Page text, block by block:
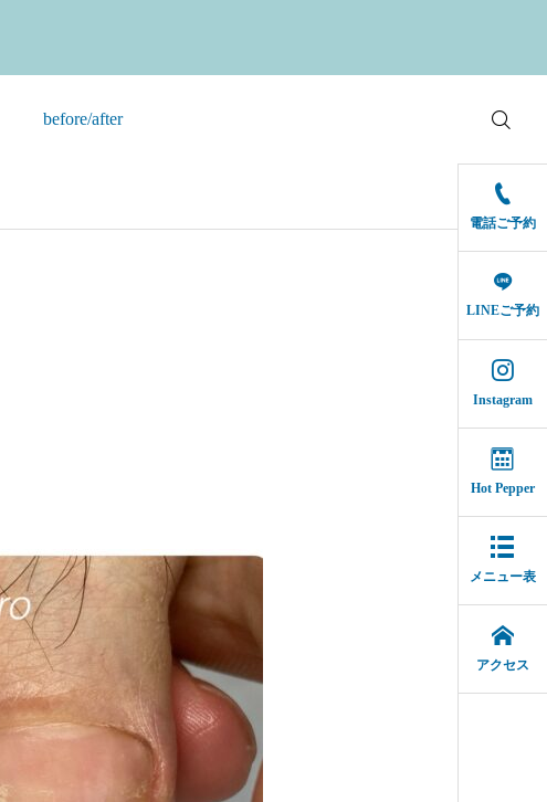
before/after
電話ご予約
LINEご予約
Instagram
Hot Pepper
メニュー表
アクセス